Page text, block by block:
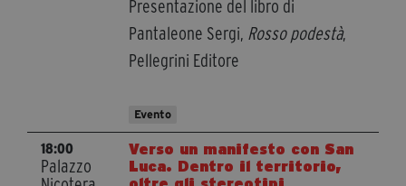
Presentazione del libro di
Pantaleone Sergi, Rosso podestà,
Pellegrini Editore
Evento
18:00
Palazzo
Verso un manifesto con San
Luca. Dentro il territorio,